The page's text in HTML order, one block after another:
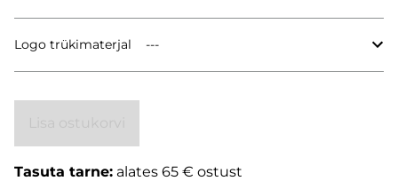
Logo trükimaterjal
Tasuta tarne: alates 65 € ostust